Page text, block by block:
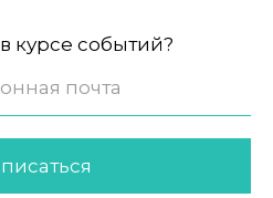
курсе событий?